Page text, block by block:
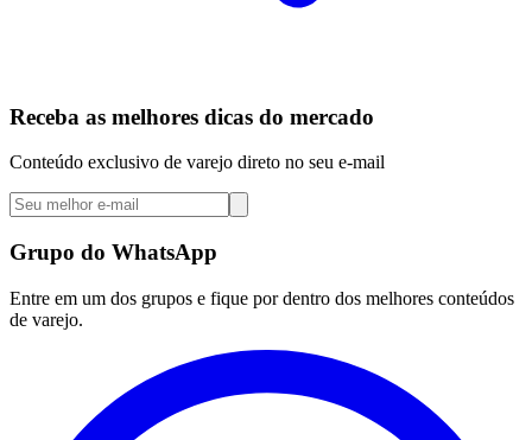
Receba as melhores dicas do mercado
Conteúdo exclusivo de varejo direto no seu e-mail
Grupo do WhatsApp
Entre em um dos grupos e fique por dentro dos melhores conteúdos
de varejo.